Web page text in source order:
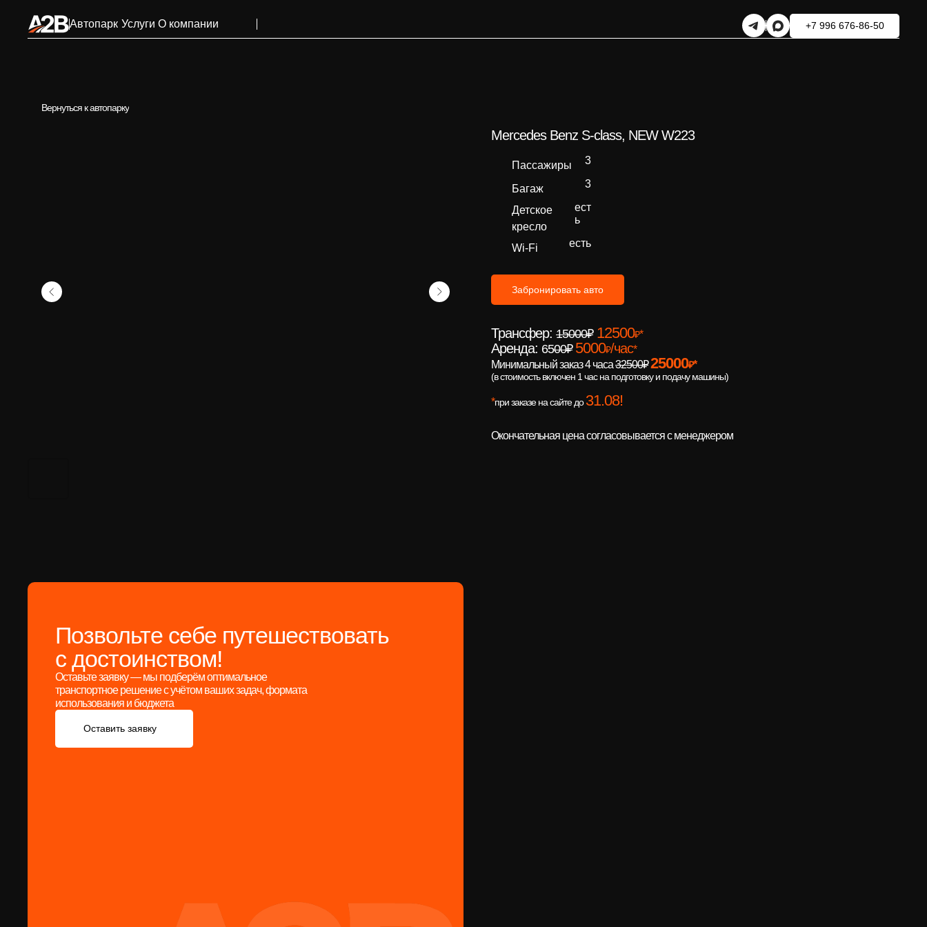
Автопарк Услуги О компании +7 996 676-86-50
Вернуться к автопарку
Mercedes Benz S-class, NEW W223
Пассажиры 3
Багаж 3
Детское
кресло
ест
ь
Wi-Fi есть
Забронировать авто
Трансфер: 15000₽ 12500₽*
Аренда: 6500₽ 5000₽/час*
Минимальный заказ 4 часа32500₽25000₽*
(в стоимость включен 1 час на подготовку и подачу машины)
*при заказе на сайте до 31.08!
Окончательная цена согласовывается с менеджером
Позвольте себе путешествовать
с достоинством!
Оставьте заявку — мы подберём оптимальное
транспортное решение с учётом ваших задач, формата
использования и бюджета
Оставить заявку